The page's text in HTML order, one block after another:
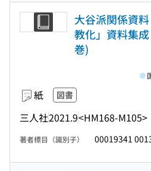
大谷派関係資
教化」資料集
巻)
紙 図書
三人社2021.9<HM168-M105>
著者標目（識別子） 00019341